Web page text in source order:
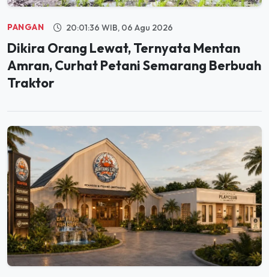
PANGAN 20:01:36 WIB, 06 Agu 2026
Dikira Orang Lewat, Ternyata Mentan
Amran, Curhat Petani Semarang Berbuah
Traktor
JELAJAH 19:59:59 WIB, 06 Agu 2026